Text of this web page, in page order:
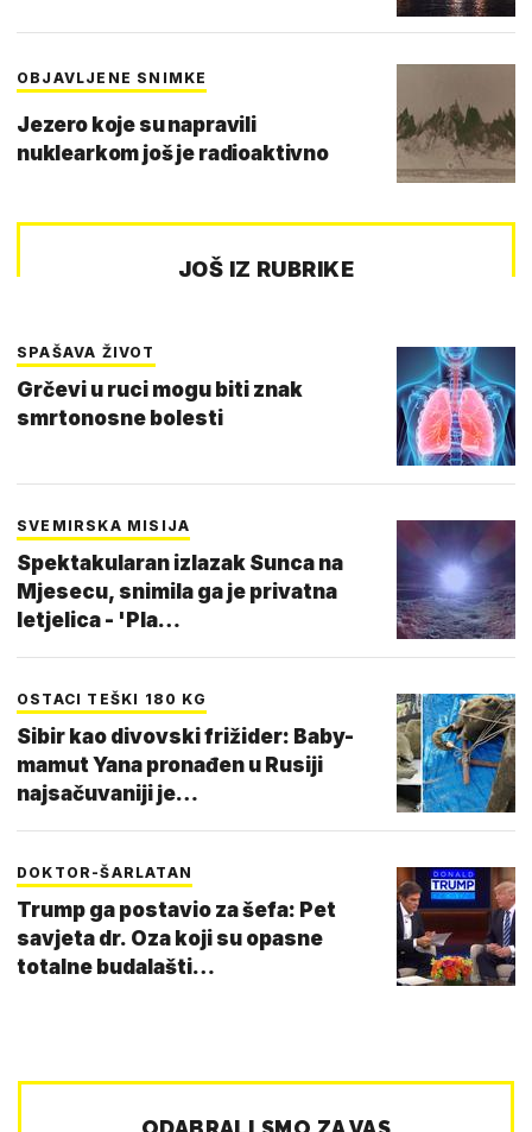
OBJAVLJENE SNIMKE
Jezero koje su napravili
nuklearkom još je radioaktivno
JOŠ IZ RUBRIKE
SPAŠAVA ŽIVOT
Grčevi u ruci mogu biti znak
smrtonosne bolesti
SVEMIRSKA MISIJA
Spektakularan izlazak Sunca na
Mjesecu, snimila ga je privatna
letjelica - 'Pla…
OSTACI TEŠKI 180 KG
Sibir kao divovski frižider: Baby-
mamut Yana pronađen u Rusiji
najsačuvaniji je…
DOKTOR-ŠARLATAN
Trump ga postavio za šefa: Pet
savjeta dr. Oza koji su opasne
totalne budalašti…